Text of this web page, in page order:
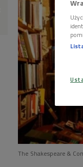
The Shakespeare &